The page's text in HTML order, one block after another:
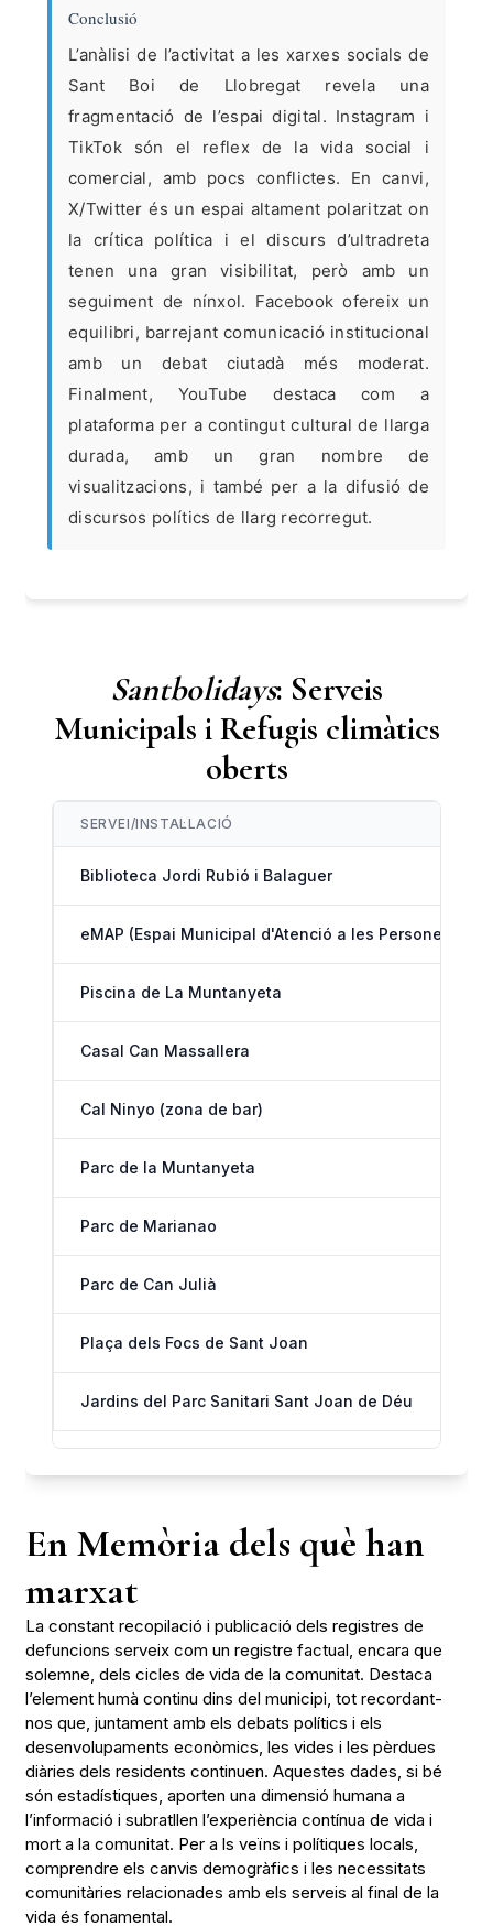
Conclusió
L’anàlisi de l’activitat a les xarxes socials de
Sant Boi de Llobregat revela una
fragmentació de l’espai digital. Instagram i
TikTok són el reflex de la vida social i
comercial, amb pocs conflictes. En canvi,
X/Twitter és un espai altament polaritzat on
la crítica política i el discurs d’ultradreta
tenen una gran visibilitat, però amb un
seguiment de nínxol. Facebook ofereix un
equilibri, barrejant comunicació institucional
amb un debat ciutadà més moderat.
Finalment, YouTube destaca com a
plataforma per a contingut cultural de llarga
durada, amb un gran nombre de
visualitzacions, i també per a la difusió de
discursos polítics de llarg recorregut.
Santbolidays: Serveis
Municipals i Refugis climàtics
oberts
SERVEI/INSTAL·LACIÓ
Biblioteca Jordi Rubió i Balaguer
eMAP (Espai Municipal d'Atenció a les Persones)
Piscina de La Muntanyeta
Casal Can Massallera
Cal Ninyo (zona de bar)
Parc de la Muntanyeta
Parc de Marianao
Parc de Can Julià
Plaça dels Focs de Sant Joan
Jardins del Parc Sanitari Sant Joan de Déu
En Memòria dels què han
marxat
La constant recopilació i publicació dels registres de
defuncions serveix com un registre factual, encara que
solemne, dels cicles de vida de la comunitat. Destaca
l’element humà continu dins del municipi, tot recordant-
nos que, juntament amb els debats polítics i els
desenvolupaments econòmics, les vides i les pèrdues
diàries dels residents continuen. Aquestes dades, si bé
són estadístiques, aporten una dimensió humana a
l’informació i subratllen l’experiència contínua de vida i
mort a la comunitat. Per a ls veïns i polítiques locals,
comprendre els canvis demogràfics i les necessitats
comunitàries relacionades amb els serveis al final de la
vida és fonamental.